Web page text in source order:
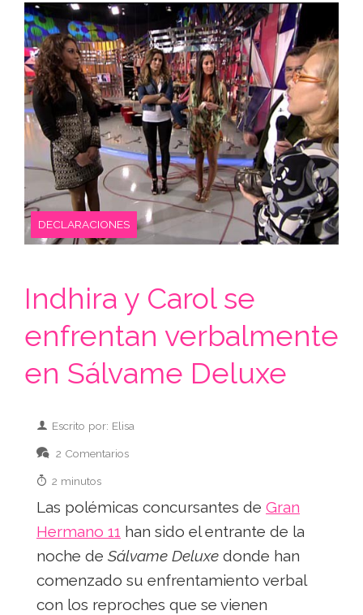
DECLARACIONES
Indhira y Carol se
enfrentan verbalmente
en Sálvame Deluxe
Escrito por: Elisa
2 Comentarios
2 minutos
Las polémicas concursantes de Gran
Hermano 11 han sido el entrante de la
noche de Sálvame Deluxe donde han
comenzado su enfrentamiento verbal
con los reproches que se vienen